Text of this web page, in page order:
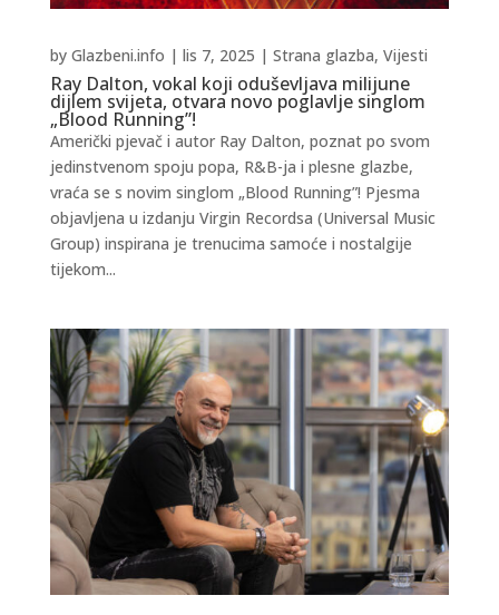
Ray Dalton, vokal koji oduševljava milijune
dijlem svijeta, otvara novo poglavlje singlom
„Blood Running”!
by Glazbeni.info | lis 7, 2025 | Strana glazba, Vijesti
Američki pjevač i autor Ray Dalton, poznat po svom
jedinstvenom spoju popa, R&B-ja i plesne glazbe,
vraća se s novim singlom „Blood Running”! Pjesma
objavljena u izdanju Virgin Recordsa (Universal Music
Group) inspirana je trenucima samoće i nostalgije
tijekom...